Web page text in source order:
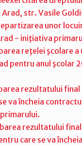
str. Vasile
unor
- iniţiativa
reţelei şcolare
pentru anul şcolar
rezultatului final
va încheia
rezultatului final
care se va